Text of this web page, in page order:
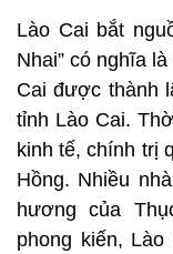
Lào Cai bắt
Nhai” có nghĩa
Cai được thành
tỉnh Lào Cai.
kinh tế, chính trị
Hồng. Nhiều
hương của
phong kiến,